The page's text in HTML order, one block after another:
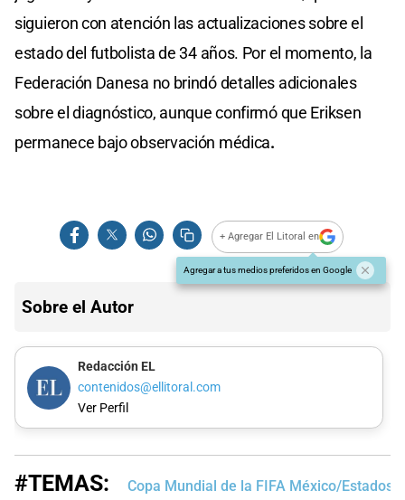
siguieron con atención las actualizaciones sobre el
estado del futbolista de 34 años. Por el momento, la
Federación Danesa no brindó detalles adicionales
sobre el diagnóstico, aunque confirmó que Eriksen
permanece bajo observación médica.
+ Agregar El Litoral en
Agregar a tus medios preferidos en Google
Sobre el Autor
Redacción EL
contenidos@ellitoral.com
Ver Perfil
#TEMAS: Copa Mundial de la FIFA México/Estados